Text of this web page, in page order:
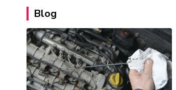
Blog